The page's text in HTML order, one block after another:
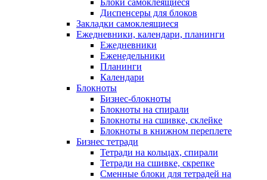
Блоки самоклеящиеся
Диспенсеры для блоков
Закладки самоклеящиеся
Ежедневники, календари, планинги
Ежедневники
Еженедельники
Планинги
Календари
Блокноты
Бизнес-блокноты
Блокноты на спирали
Блокноты на сшивке, склейке
Блокноты в книжном переплете
Бизнес тетради
Тетради на кольцах, спирали
Тетради на сшивке, скрепке
Сменные блоки для тетрадей на